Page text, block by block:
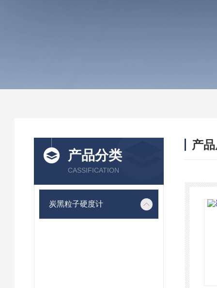
产品分类
CASSIFICATION
炭黑粒子硬度计
产